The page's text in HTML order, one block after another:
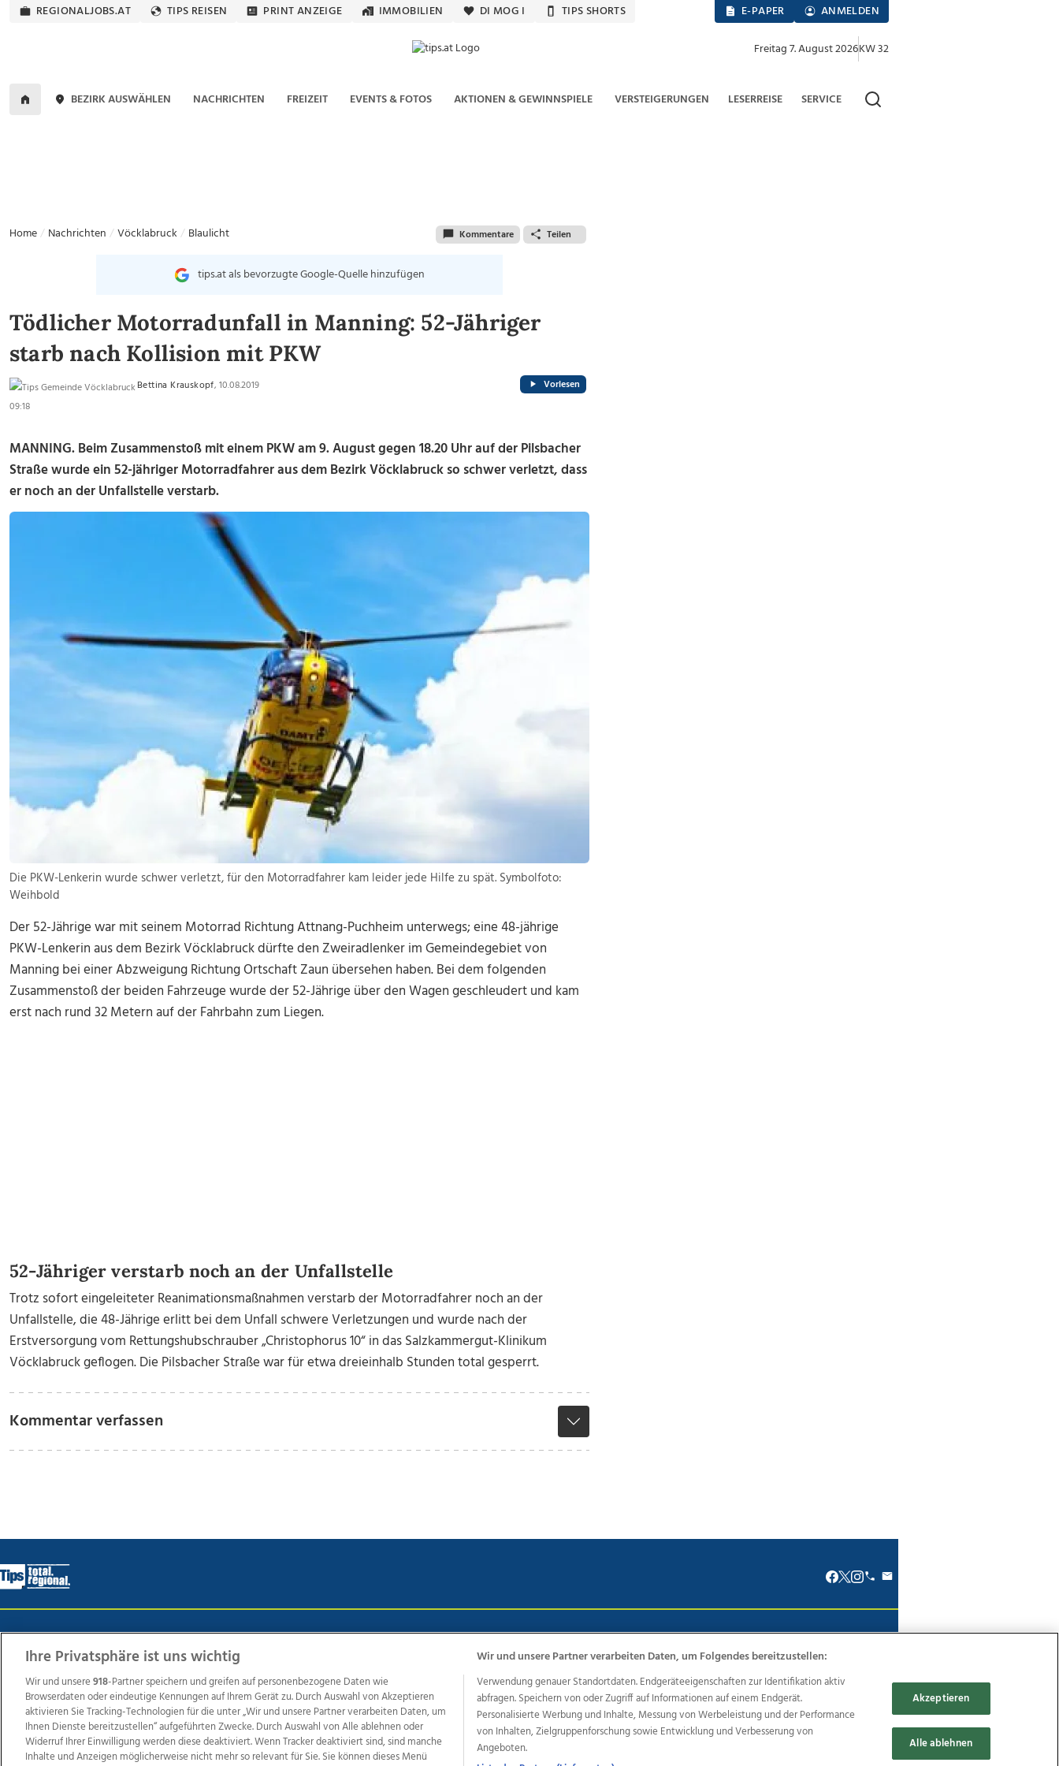
REGIONALJOBS.AT TIPS REISEN PRINT ANZEIGE IMMOBILIEN DI MOG I TIPS SHORTS E-PAPER ANMELDEN
Freitag 7. August 2026KW 32
BEZIRK AUSWÄHLEN NACHRICHTEN FREIZEIT EVENTS & FOTOS AKTIONEN & GEWINNSPIELE VERSTEIGERUNGEN LESERREISE SERVICE
Home Nachrichten Vöcklabruck Blaulicht Kommentare Teilen
tips.at als bevorzugte Google-Quelle hinzufügen
Tödlicher Motorradunfall in Manning: 52-Jähriger
starb nach Kollision mit PKW
Bettina Krauskopf, 10.08.2019
09:18
Vorlesen
MANNING. Beim Zusammenstoß mit einem PKW am 9. August gegen 18.20 Uhr auf der Pilsbacher
Straße wurde ein 52-jähriger Motorradfahrer aus dem Bezirk Vöcklabruck so schwer verletzt, dass
er noch an der Unfallstelle verstarb.
Die PKW-Lenkerin wurde schwer verletzt, für den Motorradfahrer kam leider jede Hilfe zu spät. Symbolfoto:
Weihbold
Der 52-Jährige war mit seinem Motorrad Richtung Attnang-Puchheim unterwegs; eine 48-jährige
PKW-Lenkerin aus dem Bezirk Vöcklabruck dürfte den Zweiradlenker im Gemeindegebiet von
Manning bei einer Abzweigung Richtung Ortschaft Zaun übersehen haben. Bei dem folgenden
Zusammenstoß der beiden Fahrzeuge wurde der 52-Jährige über den Wagen geschleudert und kam
erst nach rund 32 Metern auf der Fahrbahn zum Liegen.
52-Jähriger verstarb noch an der Unfallstelle
Trotz sofort eingeleiteter Reanimationsmaßnahmen verstarb der Motorradfahrer noch an der
Unfallstelle, die 48-Jährige erlitt bei dem Unfall schwere Verletzungen und wurde nach der
Erstversorgung vom Rettungshubschrauber „Christophorus 10“ in das Salzkammergut-Klinikum
Vöcklabruck geflogen. Die Pilsbacher Straße war für etwa dreieinhalb Stunden total gesperrt.
Kommentar verfassen
Weitere Angebote des Medienhauses Wimmer
TV1 di-mog-i.at OÖNow Ischler Woche Life Radio OÖNachrichten OÖN Immobilien OÖN Karriere OÖN Reise
Promenaden Galerien
Regionaljobs
wasistlos.at wirtrauern.at
Ihre Privatsphäre ist uns wichtig
Wir und unsere918-Partner speichern und greifen auf personenbezogene Daten wie
Browserdaten oder eindeutige Kennungen auf Ihrem Gerät zu. Durch Auswahl von Akzeptieren
aktivieren Sie Tracking-Technologien für die unter „Wir und unsere Partner verarbeiten Daten, um
Ihnen Dienste bereitzustellen“ aufgeführten Zwecke. Durch Auswahl von Alle ablehnen oder
Widerruf Ihrer Einwilligung werden diese deaktiviert. Wenn Tracker deaktiviert sind, sind manche
Inhalte und Anzeigen möglicherweise nicht mehr so relevant für Sie. Sie können dieses Menü
Wir und unsere Partner verarbeiten Daten, um Folgendes bereitzustellen:
Verwendung genauer Standortdaten. Endgeräteeigenschaften zur Identifikation aktiv
abfragen. Speichern von oder Zugriff auf Informationen auf einem Endgerät.
Personalisierte Werbung und Inhalte, Messung von Werbeleistung und der Performance
von Inhalten, Zielgruppenforschung sowie Entwicklung und Verbesserung von
Angeboten.
Akzeptieren
Alle ablehnen